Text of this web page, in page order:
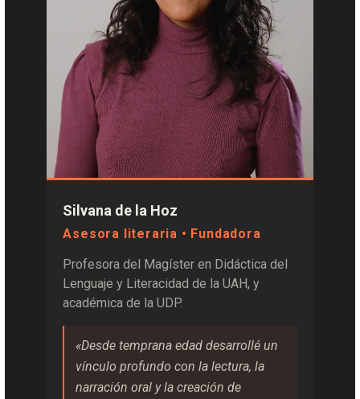
Silvana de la Hoz
Asesora literaria • Fundadora
Profesora del Magíster en Didáctica del
Lenguaje y Literacidad de la UAH, y
académica de la UDP.
«Desde temprana edad desarrollé un
vínculo profundo con la lectura, la
narración oral y la creación de